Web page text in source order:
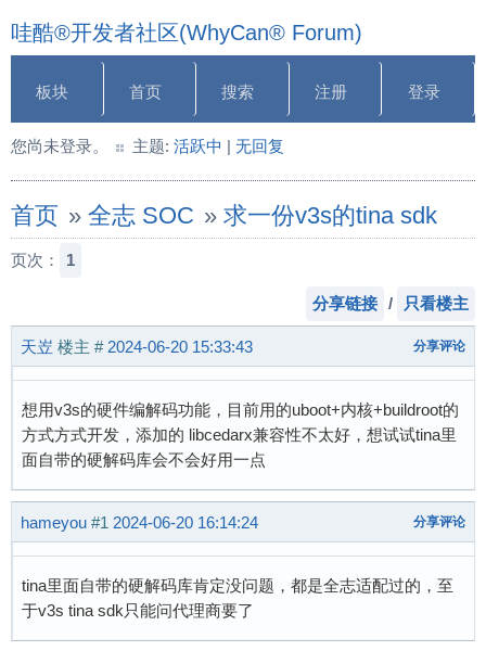
哇酷®开发者社区(WhyCan® Forum)
板块 首页 搜索 注册 登录
您尚未登录。 主题: 活跃中 | 无回复
首页 » 全志 SOC » 求一份v3s的tina sdk
页次： 1
分享链接 / 只看楼主
天岦 楼主 # 2024-06-20 15:33:43 分享评论
想用v3s的硬件编解码功能，目前用的uboot+内核+buildroot的
方式方式开发，添加的 libcedarx兼容性不太好，想试试tina里
面自带的硬解码库会不会好用一点
hameyou #1 2024-06-20 16:14:24 分享评论
tina里面自带的硬解码库肯定没问题，都是全志适配过的，至
于v3s tina sdk只能问代理商要了